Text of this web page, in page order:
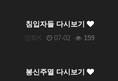
침입자들 다시보기
07-02 159
봉신주멸 다시보기